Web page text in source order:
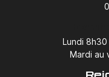
Lundi
Mardi au